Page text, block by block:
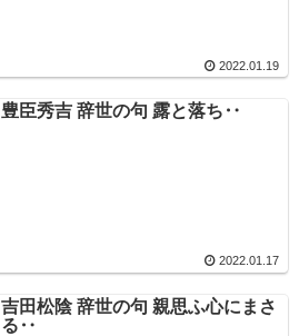
2022.01.19
豊臣秀吉 辞世の句 露と落ち‥
2022.01.17
吉田松陰 辞世の句 親思ふ心にまさ
る‥